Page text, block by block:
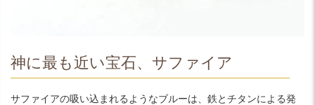
神に最も近い宝石、サファイア
サファイアの吸い込まれるようなブルーは、鉄とチタンによる発